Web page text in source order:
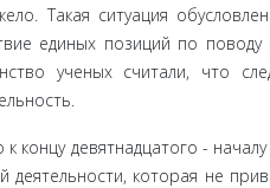
Такая ситуация
единых позиций по
ученых считали, что
девятнадцатого -
которая не